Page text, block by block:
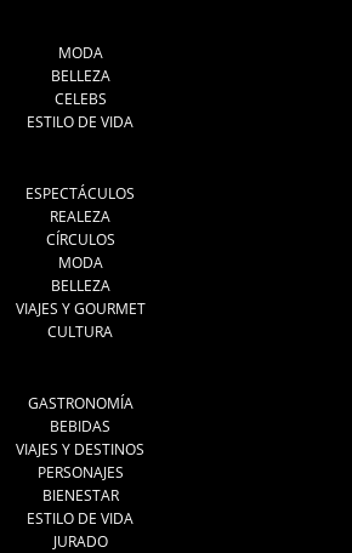
MODA
BELLEZA
CELEBS
ESTILO DE VIDA
ESPECTÁCULOS
REALEZA
CÍRCULOS
MODA
BELLEZA
VIAJES Y GOURMET
CULTURA
GASTRONOMÍA
BEBIDAS
VIAJES Y DESTINOS
PERSONAJES
BIENESTAR
ESTILO DE VIDA
JURADO